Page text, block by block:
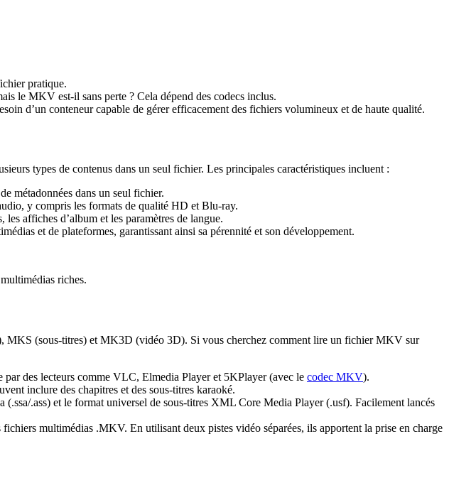
pratique.
le MKV est-il sans perte ? Cela dépend des codecs inclus.
d’un conteneur capable de gérer efficacement des fichiers volumineux et de haute qualité.
types de contenus dans un seul fichier. Les principales caractéristiques incluent :
métadonnées dans un seul fichier.
y compris les formats de qualité HD et Blu-ray.
affiches d’album et les paramètres de langue.
et de plateformes, garantissant ainsi sa pérennité et son développement.
riches.
(sous-titres) et MK3D (vidéo 3D). Si vous cherchez comment lire un fichier MKV sur
des lecteurs comme VLC, Elmedia Player et 5KPlayer (avec le codec MKV).
inclure des chapitres et des sous-titres karaoké.
.ass) et le format universel de sous-titres XML Core Media Player (.usf). Facilement lancés
multimédias .MKV. En utilisant deux pistes vidéo séparées, ils apportent la prise en charge